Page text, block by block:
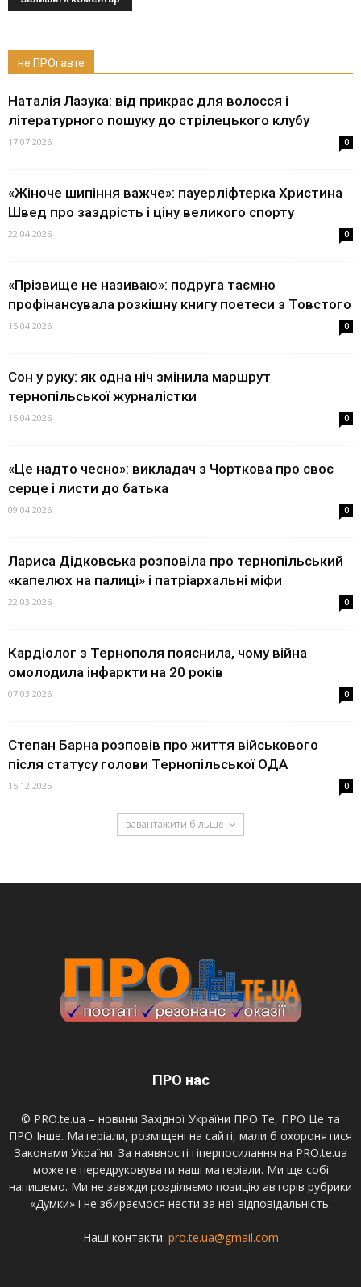
не ПРОгавте
Наталія Лазука: від прикрас для волосся і
літературного пошуку до стрілецького клубу
17.07.2026 0
«Жіноче шипіння важче»: пауерліфтерка Христина
Швед про заздрість і ціну великого спорту
22.04.2026 0
«Прізвище не називаю»: подруга таємно
профінансувала розкішну книгу поетеси з Товстого
15.04.2026 0
Сон у руку: як одна ніч змінила маршрут
тернопільської журналістки
15.04.2026 0
«Це надто чесно»: викладач з Чорткова про своє
серце і листи до батька
09.04.2026 0
Лариса Дідковська розповіла про тернопільський
«капелюх на палиці» і патріархальні міфи
22.03.2026 0
Кардіолог з Тернополя пояснила, чому війна
омолодила інфаркти на 20 років
07.03.2026 0
Степан Барна розповів про життя військового
після статусу голови Тернопільської ОДА
15.12.2025 0
завантажити більше
ПРО нас
© PRO.te.ua – новини Західної України ПРО Те, ПРО Це та
ПРО Інше. Матеріали, розміщені на сайті, мали б охоронятися
Законами України. За наявності гіперпосилання на PRO.te.ua
можете передруковувати наші матеріали. Ми ще собі
напишемо. Ми не завжди розділяємо позицію авторів рубрики
«Думки» і не збираємося нести за неї відповідальність.
Наші контакти: pro.te.ua@gmail.com